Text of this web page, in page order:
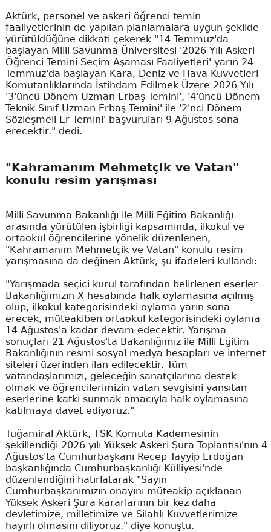
Aktürk, personel ve askeri öğrenci temin
faaliyetlerinin de yapılan planlamalara uygun şekilde
yürütüldüğüne dikkati çekerek "14 Temmuz'da
başlayan Milli Savunma Üniversitesi '2026 Yılı Askeri
Öğrenci Temini Seçim Aşaması Faaliyetleri' yarın 24
Temmuz'da başlayan Kara, Deniz ve Hava Kuvvetleri
Komutanlıklarında İstihdam Edilmek Üzere 2026 Yılı
'3'üncü Dönem Uzman Erbaş Temini', '4'üncü Dönem
Teknik Sınıf Uzman Erbaş Temini' ile '2'nci Dönem
Sözleşmeli Er Temini' başvuruları 9 Ağustos sona
erecektir." dedi.
"Kahramanım Mehmetçik ve Vatan"
konulu resim yarışması
Milli Savunma Bakanlığı ile Milli Eğitim Bakanlığı
arasında yürütülen işbirliği kapsamında, ilkokul ve
ortaokul öğrencilerine yönelik düzenlenen,
"Kahramanım Mehmetçik ve Vatan" konulu resim
yarışmasına da değinen Aktürk, şu ifadeleri kullandı:
"Yarışmada seçici kurul tarafından belirlenen eserler
Bakanlığımızın X hesabında halk oylamasına açılmış
olup, ilkokul kategorisindeki oylama yarın sona
erecek, müteakiben ortaokul kategorisindeki oylama
14 Ağustos'a kadar devam edecektir. Yarışma
sonuçları 21 Ağustos'ta Bakanlığımız ile Milli Eğitim
Bakanlığının resmi sosyal medya hesapları ve internet
siteleri üzerinden ilan edilecektir. Tüm
vatandaşlarımızı, geleceğin sanatçılarına destek
olmak ve öğrencilerimizin vatan sevgisini yansıtan
eserlerine katkı sunmak amacıyla halk oylamasına
katılmaya davet ediyoruz."
Tuğamiral Aktürk, TSK Komuta Kademesinin
şekillendiği 2026 yılı Yüksek Askeri Şura Toplantısı'nın 4
Ağustos'ta Cumhurbaşkanı Recep Tayyip Erdoğan
başkanlığında Cumhurbaşkanlığı Külliyesi'nde
düzenlendiğini hatırlatarak "Sayın
Cumhurbaşkanımızın onayını müteakip açıklanan
Yüksek Askeri Şura kararlarının bir kez daha
devletimize, milletimize ve Silahlı Kuvvetlerimize
hayırlı olmasını diliyoruz." diye konuştu.